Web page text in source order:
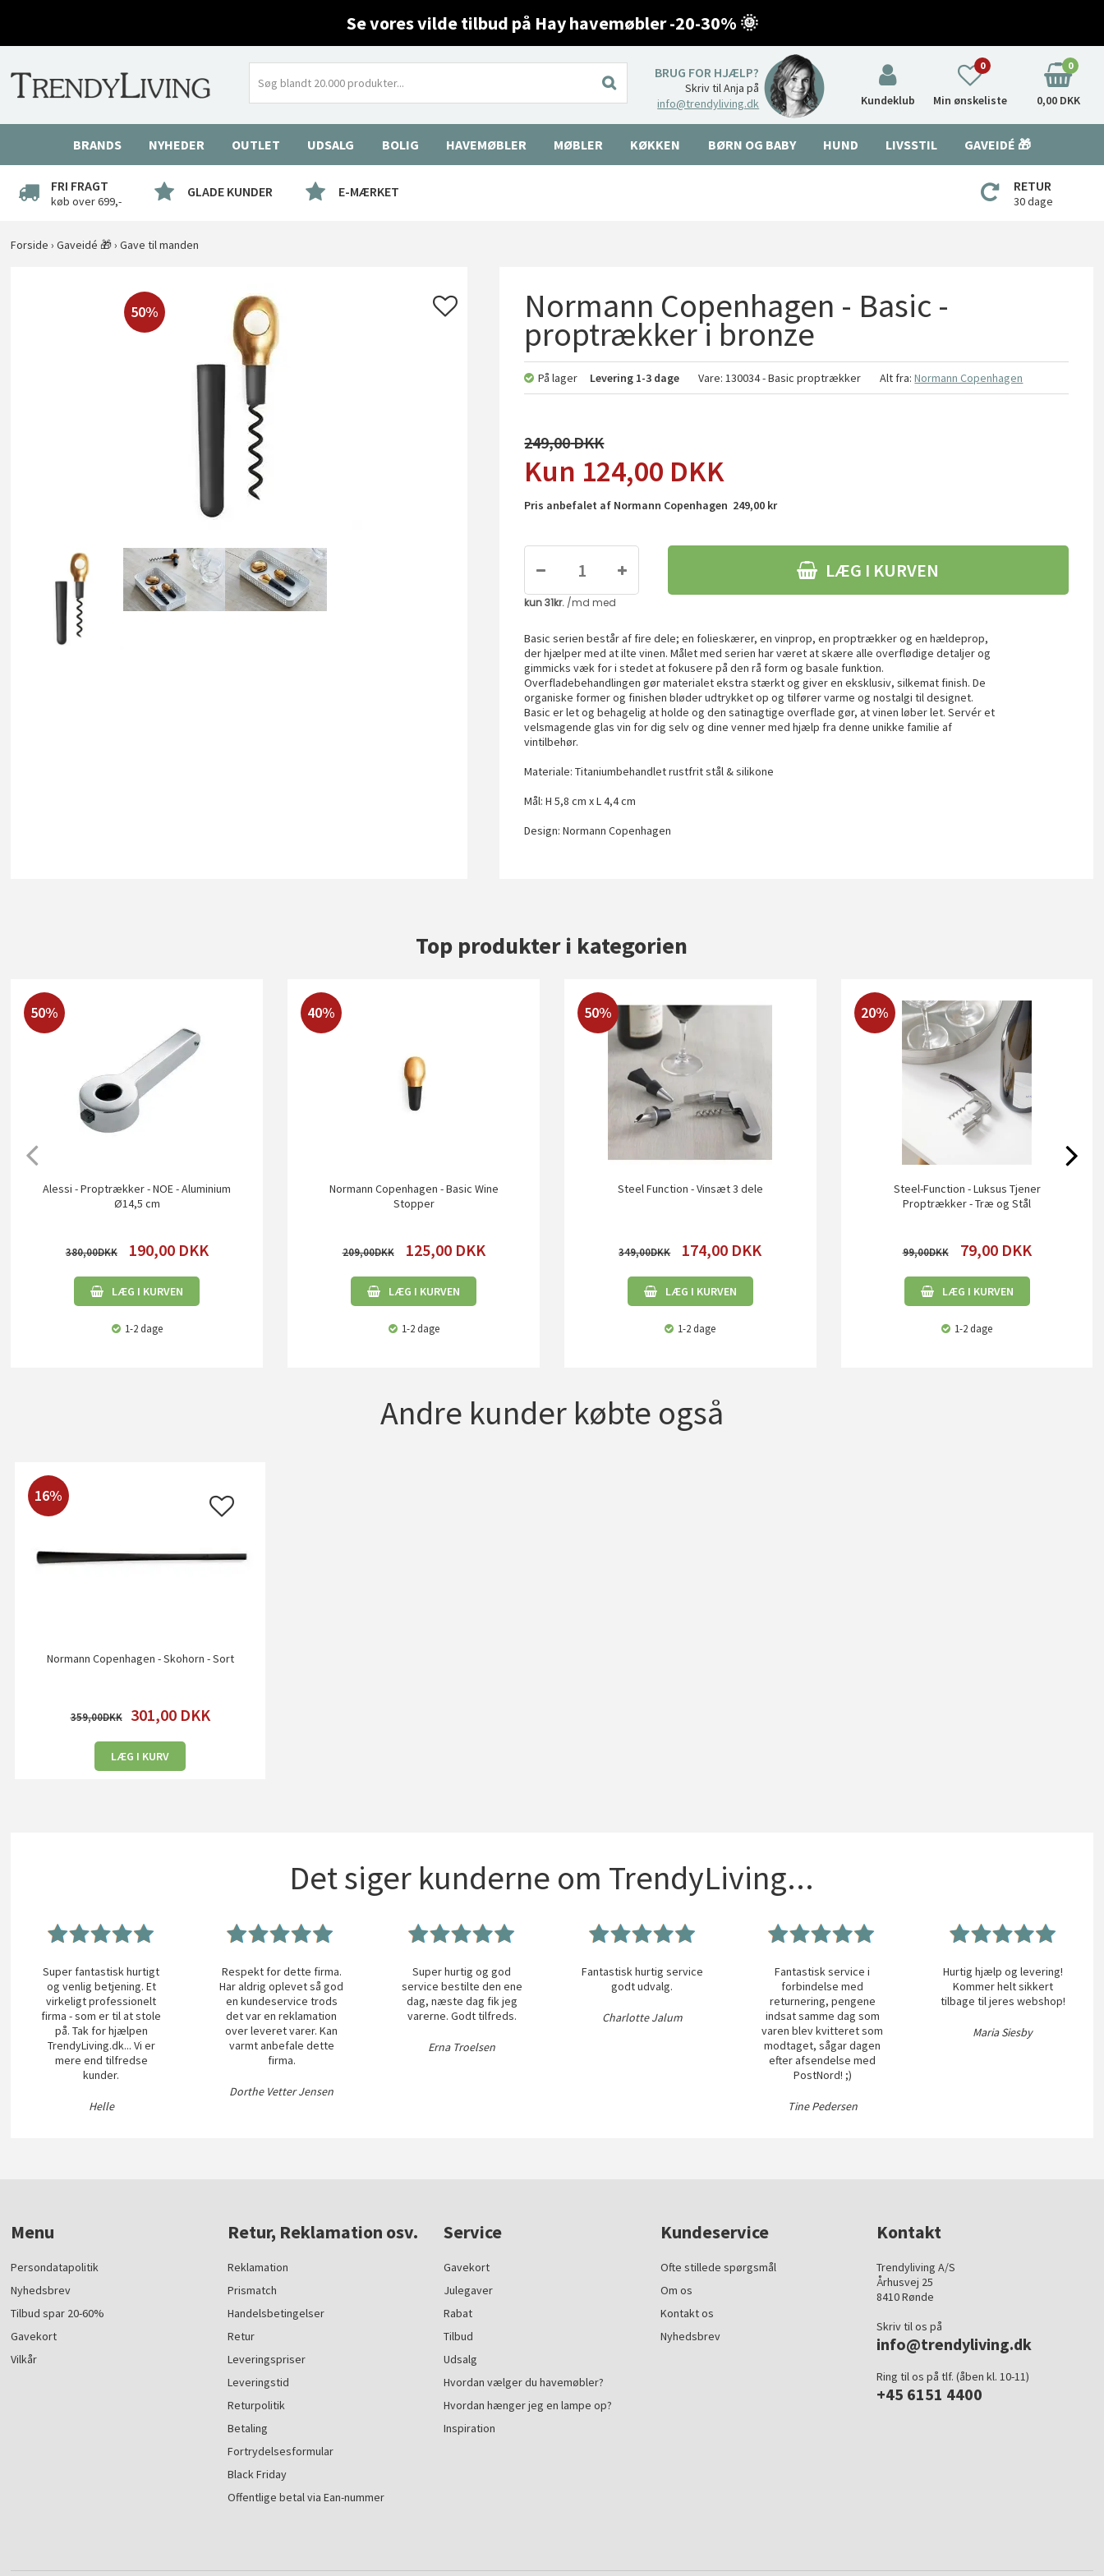
Se vores vilde tilbud på Hay havemøbler -20-30% 🌞
BRUG FOR HJÆLP?
Skriv til Anja på
info@trendyliving.dk
Kundeklub Min ønskeliste
0 0
0,00 DKK
BRANDS NYHEDER OUTLET UDSALG BOLIG HAVEMØBLER MØBLER KØKKEN BØRN OG BABY HUND LIVSSTIL GAVEIDÉ 🎁
FRI FRAGT
køb over 699,-
GLADE KUNDER E-MÆRKET RETUR
30 dage
Forside ›Gaveidé 🎁›Gave til manden
50% Normann Copenhagen - Basic -
proptrækker i bronze
På lager Levering 1-3 dage Vare:130034 - Basic proptrækker Alt fra:Normann Copenhagen
249,00
124,00 DKK
Pris anbefalet af Normann Copenhagen 249,00 kr
LÆG I KURVEN
Basic serien består af fire dele; en folieskærer, en vinprop, en proptrækker og en hældeprop,
der hjælper med at ilte vinen. Målet med serien har været at skære alle overflødige detaljer og
gimmicks væk for i stedet at fokusere på den rå form og basale funktion.
Overfladebehandlingen gør materialet ekstra stærkt og giver en eksklusiv, silkemat finish. De
organiske former og finishen bløder udtrykket op og tilfører varme og nostalgi til designet.
Basic er let og behagelig at holde og den satinagtige overflade gør, at vinen løber let. Servér et
velsmagende glas vin for dig selv og dine venner med hjælp fra denne unikke familie af
vintilbehør.
Materiale: Titaniumbehandlet rustfrit stål & silikone
Mål: H 5,8 cm x L 4,4 cm
Design: Normann Copenhagen
Top produkter i kategorien
50%
Alessi - Proptrækker - NOE - Aluminium
Ø14,5 cm
380,00 190,00 DKK
LÆG I KURVEN
1-2 dage
40%
Normann Copenhagen - Basic Wine
Stopper
209,00 125,00 DKK
LÆG I KURVEN
1-2 dage
50%
Steel Function - Vinsæt 3 dele
349,00 174,00 DKK
LÆG I KURVEN
1-2 dage
20%
Steel-Function - Luksus Tjener
Proptrækker - Træ og Stål
99,00 79,00 DKK
LÆG I KURVEN
1-2 dage
Andre kunder købte også
16%
Normann Copenhagen - Skohorn - Sort
359,00 301,00 DKK
LÆG I KURV
Det siger kunderne om TrendyLiving...
Super fantastisk hurtigt
og venlig betjening. Et
virkeligt professionelt
firma - som er til at stole
på. Tak for hjælpen
TrendyLiving.dk... Vi er
mere end tilfredse
kunder.
Helle
Respekt for dette firma.
Har aldrig oplevet så god
en kundeservice trods
det var en reklamation
over leveret varer. Kan
varmt anbefale dette
firma.
Dorthe Vetter Jensen
Super hurtig og god
service bestilte den ene
dag, næste dag fik jeg
varerne. Godt tilfreds.
Erna Troelsen
Fantastisk hurtig service
godt udvalg.
Charlotte Jalum
Fantastisk service i
forbindelse med
returnering, pengene
indsat samme dag som
varen blev kvitteret som
modtaget, sågar dagen
efter afsendelse med
PostNord! ;)
Tine Pedersen
Hurtig hjælp og levering!
Kommer helt sikkert
tilbage til jeres webshop!
Maria Siesby
Menu
Persondatapolitik
Nyhedsbrev
Tilbud spar 20-60%
Gavekort
Vilkår
Retur, Reklamation osv.
Reklamation
Prismatch
Handelsbetingelser
Retur
Leveringspriser
Leveringstid
Returpolitik
Betaling
Fortrydelsesformular
Black Friday
Offentlige betal via Ean-nummer
Service
Gavekort
Julegaver
Rabat
Tilbud
Udsalg
Hvordan vælger du havemøbler?
Hvordan hænger jeg en lampe op?
Inspiration
Kundeservice
Ofte stillede spørgsmål
Om os
Kontakt os
Nyhedsbrev
Kontakt
Trendyliving A/S
Århusvej 25
8410 Rønde
Skriv til os på
info@trendyliving.dk
Ring til os på tlf. (åben kl. 10-11)
+45 6151 4400